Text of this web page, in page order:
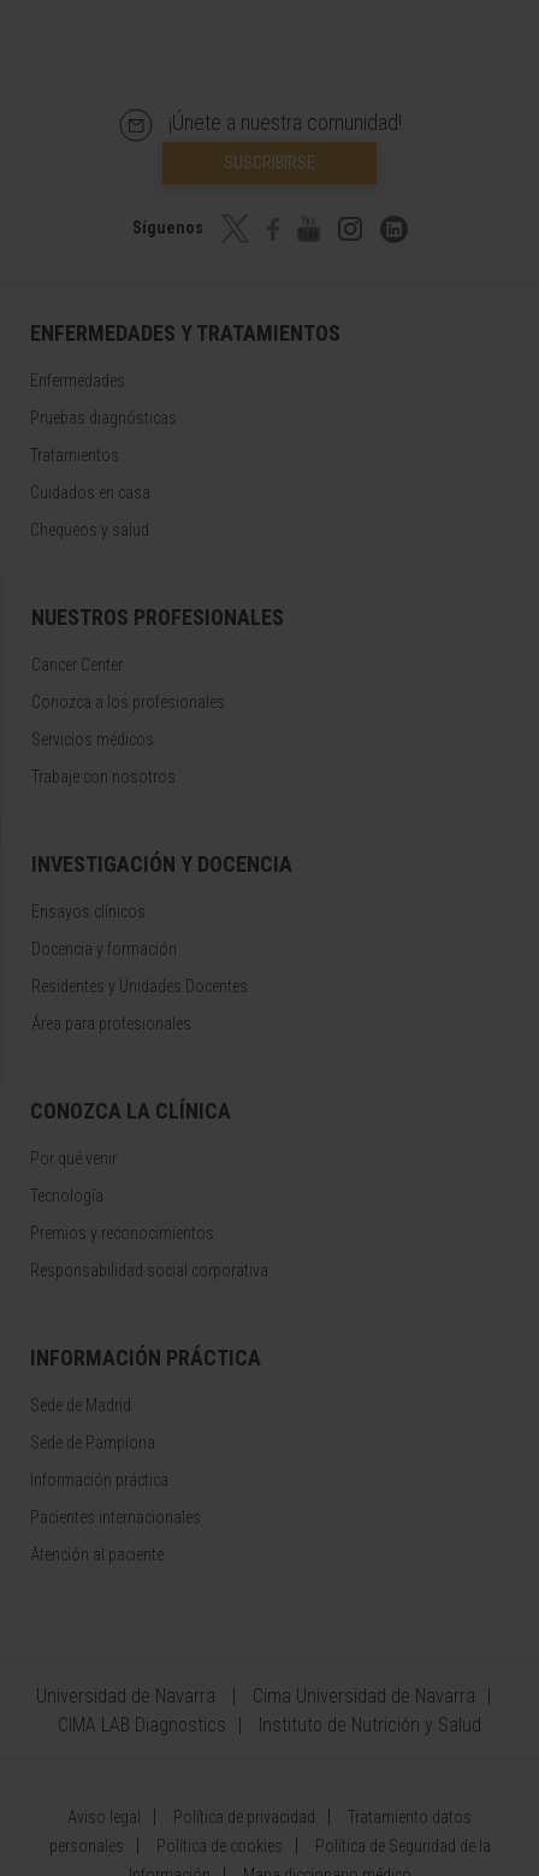
¡Únete a nuestra comunidad!
SUSCRIBIRSE
Síguenos
ENFERMEDADES Y TRATAMIENTOS
Enfermedades
Pruebas diagnósticas
Tratamientos
Cuidados en casa
Chequeos y salud
NUESTROS PROFESIONALES
Cancer Center
Conozca a los profesionales
Servicios médicos
Trabaje con nosotros
INVESTIGACIÓN Y DOCENCIA
Ensayos clínicos
Docencia y formación
Residentes y Unidades Docentes
Área para profesionales
CONOZCA LA CLÍNICA
Por qué venir
Tecnología
Premios y reconocimientos
Responsabilidad social corporativa
INFORMACIÓN PRÁCTICA
Sede de Madrid
Sede de Pamplona
Información práctica
Pacientes internacionales
Atención al paciente
Universidad de Navarra
Cima Universidad de Navarra
CIMA LAB Diagnostics
Instituto de Nutrición y Salud
Aviso legal Política de privacidad
Tratamiento datos
personales
Política de cookies
Política de Seguridad de la